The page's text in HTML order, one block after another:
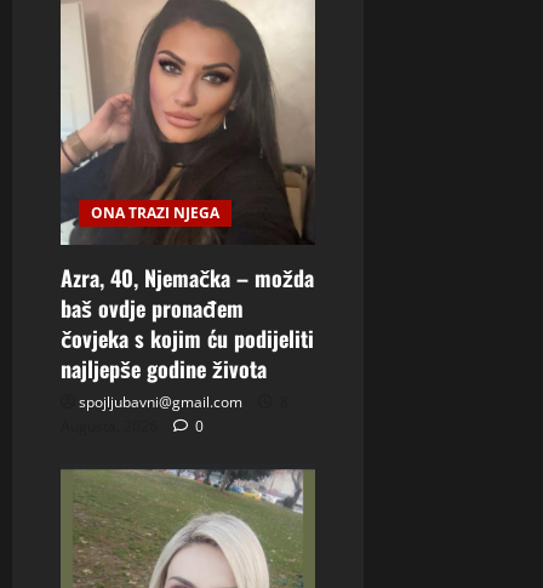
ONA TRAZI NJEGA
Azra, 40, Njemačka – možda
baš ovdje pronađem
čovjeka s kojim ću podijeliti
najljepše godine života
spojljubavni@gmail.com
0